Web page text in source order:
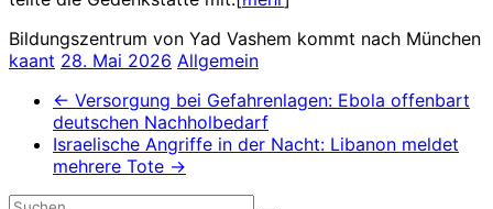
Bildungszentrum von Yad Vashem kommt nach München
kaant 28. Mai 2026 Allgemein
← Versorgung bei Gefahrenlagen: Ebola offenbart
deutschen Nachholbedarf
Israelische Angriffe in der Nacht: Libanon meldet
mehrere Tote →